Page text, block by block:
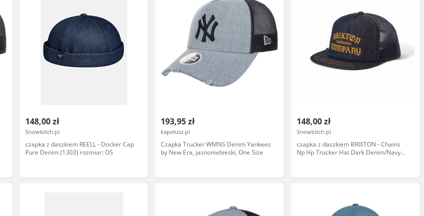
148,00 zł
Snowbitch.pl
czapka z daszkiem REELL - Docker Cap
Pure Denim (1303) rozmiar: OS
193,95 zł
kapelusz.pl
Czapka Trucker WMNS Denim Yankees
by New Era, jasnoniebieski, One Size
148,00 zł
Snowbitch.pl
czapka z daszkiem BRIXTON - Chains
Np Hp Trucker Hat Dark Denim/Navy